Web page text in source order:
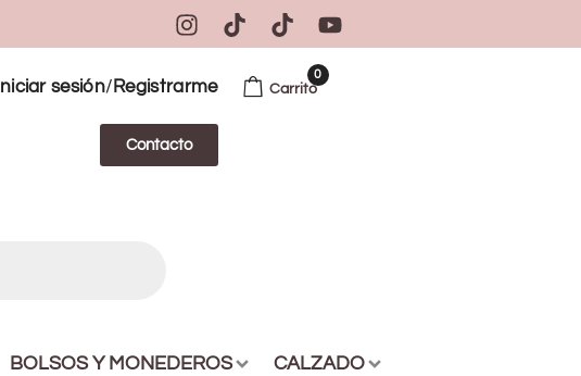
Iniciar sesión/ Registrarme
Contacto
Carrito
0
BOLSOS Y MONEDEROS
CALZADO